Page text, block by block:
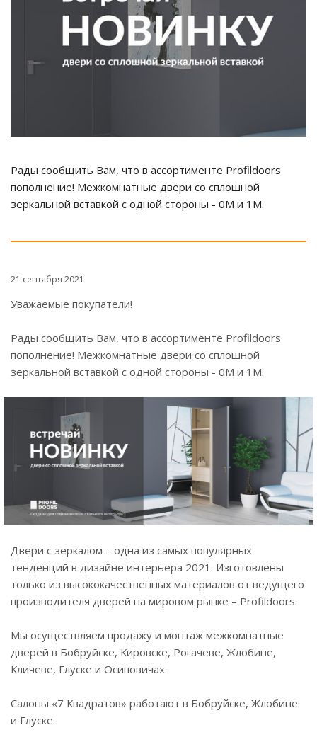
Рады сообщить Вам, что в ассортименте Profildoors
пополнение! Межкомнатные двери со сплошной
зеркальной вставкой с одной стороны - 0М и 1М.
21 сентября 2021
Уважаемые покупатели!
Рады сообщить Вам, что в ассортименте Profildoors
пополнение! Межкомнатные двери со сплошной
зеркальной вставкой с одной стороны - 0М и 1М.
Двери с зеркалом – одна из самых популярных
тенденций в дизайне интерьера 2021. Изготовлены
только из высококачественных материалов от ведущего
производителя дверей на мировом рынке – Profildoors.
Мы осуществляем продажу и монтаж межкомнатные
дверей в Бобруйске, Кировске, Рогачеве, Жлобине,
Кличеве, Глуске и Осиповичах.
Салоны «7 Квадратов» работают в Бобруйске, Жлобине
и Глуске.